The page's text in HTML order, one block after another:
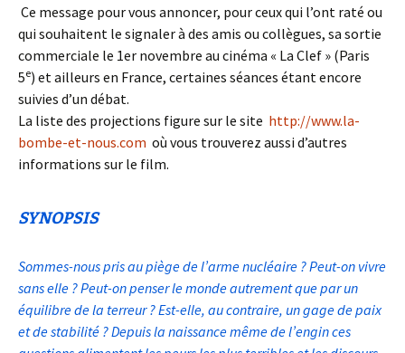
Ce message pour vous annoncer, pour ceux qui l’ont raté ou
qui souhaitent le signaler à des amis ou collègues, sa sortie
commerciale le 1er novembre au cinéma « La Clef » (Paris
5e) et ailleurs en France, certaines séances étant encore
suivies d’un débat.
La liste des projections figure sur le site http://www.la-
bombe-et-nous.com où vous trouverez aussi d’autres
informations sur le film.
SYNOPSIS
Sommes-nous pris au piège de l’arme nucléaire ? Peut-on vivre
sans elle ? Peut-on penser le monde autrement que par un
équilibre de la terreur ? Est-elle, au contraire, un gage de paix
et de stabilité ? Depuis la naissance même de l’engin ces